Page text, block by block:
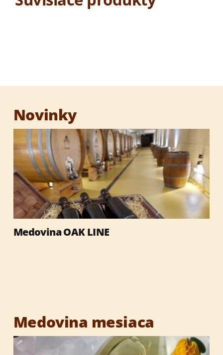
Darčekové sety
Darčekové obaly
Med
Výrobky so včelími produktmi
Novinky
Medovina OAK LINE
Medovina mesiaca